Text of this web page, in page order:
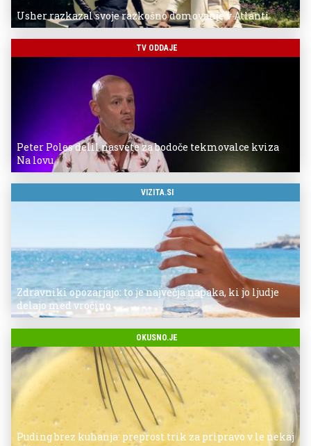
Usher razkazal svoje razkošno domovanje v Atlanti
TV ODDAJE
Peter Poles delil nasvete za bodoče tekmovalce kviza
Na lovu
VIZITA.SI
Zdravniki opozarjajo: to je največja napaka, ki jo ljudje
delajo med vročino
OKUSNO.JE
Puding brez kuhanja: preprost trik za pripravo v le nekaj